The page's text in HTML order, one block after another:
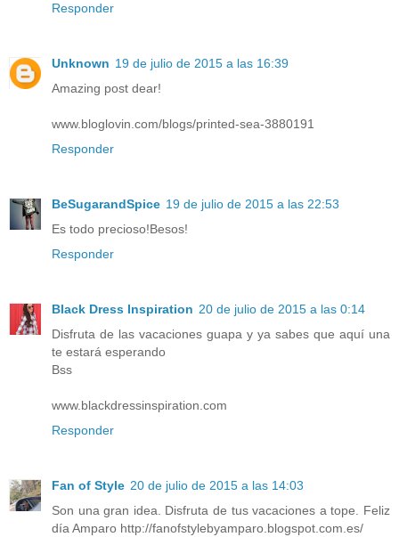
Responder
Unknown 19 de julio de 2015 a las 16:39
Amazing post dear!
www.bloglovin.com/blogs/printed-sea-3880191
Responder
BeSugarandSpice 19 de julio de 2015 a las 22:53
Es todo precioso!Besos!
Responder
Black Dress Inspiration 20 de julio de 2015 a las 0:14
Disfruta de las vacaciones guapa y ya sabes que aquí una
te estará esperando
Bss
www.blackdressinspiration.com
Responder
Fan of Style 20 de julio de 2015 a las 14:03
Son una gran idea. Disfruta de tus vacaciones a tope. Feliz
día Amparo http://fanofstylebyamparo.blogspot.com.es/